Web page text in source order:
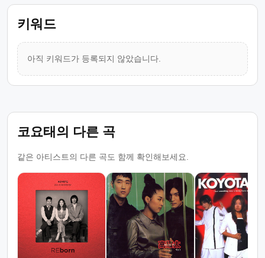
키워드
아직 키워드가 등록되지 않았습니다.
코요태의 다른 곡
같은 아티스트의 다른 곡도 함께 확인해보세요.